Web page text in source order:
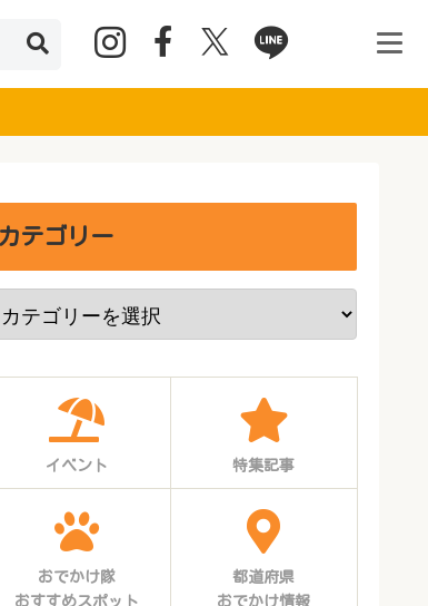
カテゴリー
イベント 特集記事
おでかけ隊
おすすめスポット
都道府県
おでかけ情報